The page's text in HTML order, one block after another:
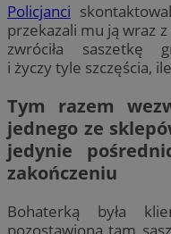
Policjanci
przekazali mu ją wraz
zwróciła saszetkę
i życzy tyle szczęścia,
Tym razem
jednego ze
jedynie
zakończeniu
Bohaterką była